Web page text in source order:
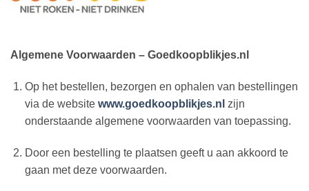
Algemene Voorwaarden – Goedkoopblikjes.nl
Op het bestellen, bezorgen en ophalen van bestellingen
via de website www.goedkoopblikjes.nl zijn
onderstaande algemene voorwaarden van toepassing.
Door een bestelling te plaatsen geeft u aan akkoord te
gaan met deze voorwaarden.